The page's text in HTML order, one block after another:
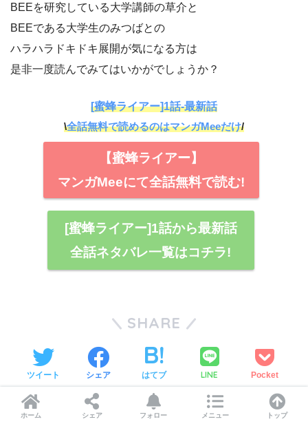
BEEを研究している大学講師の草介と
BEEである大学生のみつばとの
ハラハラドキドキ展開が気になる方は
是非一度読んでみてはいかがでしょうか？
[蜜蜂ライアー]1話-最新話
\全話無料で読めるのはマンガMeeだけ/
【蜜蜂ライアー】
マンガMeeにて全話無料で読む!
[蜜蜂ライアー]1話から最新話
全話ネタバレ一覧はコチラ!
SHARE
ツイート シェア はてブ LINE Pocket
ホーム シェア フォロー メニュー トップ